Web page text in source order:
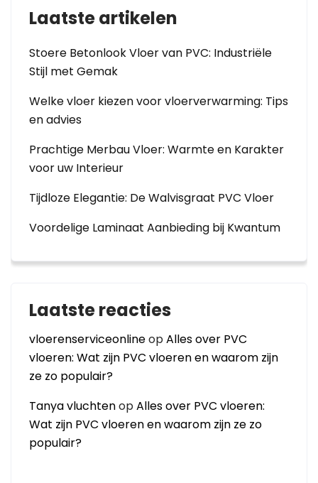
Laatste artikelen
Stoere Betonlook Vloer van PVC: Industriële
Stijl met Gemak
Welke vloer kiezen voor vloerverwarming: Tips
en advies
Prachtige Merbau Vloer: Warmte en Karakter
voor uw Interieur
Tijdloze Elegantie: De Walvisgraat PVC Vloer
Voordelige Laminaat Aanbieding bij Kwantum
Laatste reacties
vloerenserviceonlineopAlles over PVC
vloeren: Wat zijn PVC vloeren en waarom zijn
ze zo populair?
Tanya vluchtenopAlles over PVC vloeren:
Wat zijn PVC vloeren en waarom zijn ze zo
populair?